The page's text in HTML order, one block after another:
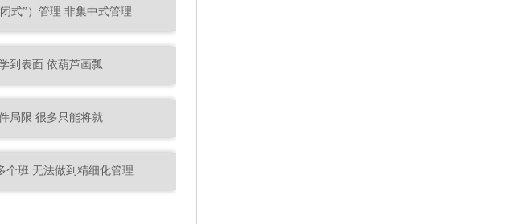
式”）管理 非集中式管理
到表面 依葫芦画瓢
局限 很多只能将就
个班 无法做到精细化管理